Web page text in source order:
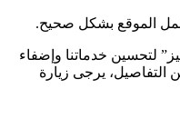
الموقع بشكل صحيح.
لتحسين خدماتنا وإضفاء
التفاصيل، يرجى زيارة